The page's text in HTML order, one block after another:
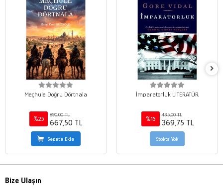
Meçhule Doğru Dörtnala
%25
890,00 TL
667,50 TL
Sepete Ekle
İmparatorluk LİTERATÜR
%15
435,00 TL
369,75 TL
Stokta Yok
Bize Ulaşın